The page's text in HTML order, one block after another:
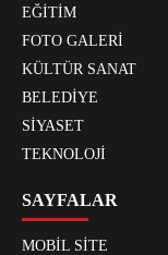
EĞİTİM
FOTO GALERİ
KÜLTÜR SANAT
BELEDİYE
SİYASET
TEKNOLOJİ
SAYFALAR
MOBİL SİTE